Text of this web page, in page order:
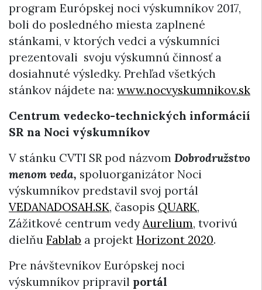
program Európskej noci výskumníkov 2017,
boli do posledného miesta zaplnené
stánkami, v ktorých vedci a výskumníci
prezentovali svoju výskumnú činnosť a
dosiahnuté výsledky. Prehľad všetkých
stánkov nájdete na: www.nocvyskumnikov.sk
Centrum vedecko-technických informácií
SR na Noci výskumníkov
V stánku CVTI SR pod názvom Dobrodružstvo
menom veda, spoluorganizátor Noci
výskumníkov predstavil svoj portál
VEDANADOSAH.SK, časopis QUARK,
Zážitkové centrum vedy Aurelium, tvorivú
dielňu Fablab a projekt Horizont 2020.
Pre návštevníkov Európskej noci
výskumníkov pripravil portál